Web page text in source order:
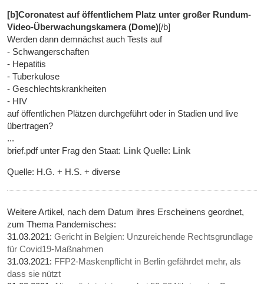
[b]Coronatest auf öffentlichem Platz unter großer Rundum-
Video-Überwachungskamera (Dome)[/b]
Werden dann demnächst auch Tests auf
- Schwangerschaften
- Hepatitis
- Tuberkulose
- Geschlechtskrankheiten
- HIV
auf öffentlichen Plätzen durchgeführt oder in Stadien und live
übertragen?
...
brief.pdf unter Frag den Staat: Link Quelle: Link
Quelle: H.G. + H.S. + diverse
Weitere Artikel, nach dem Datum ihres Erscheinens geordnet,
zum Thema Pandemisches:
31.03.2021:Gericht in Belgien: Unzureichende Rechtsgrundlage
für Covid19-Maßnahmen
31.03.2021: FFP2-Maskenpflicht in Berlin gefährdet mehr, als
dass sie nützt